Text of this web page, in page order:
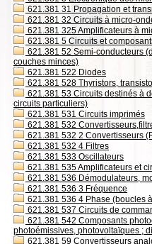
621.381 31 Propagation et
621.381 32 Circuits à micro-
621.381 325 Amplificateurs à
621.381 5 Circuits et
621.381 52 Semi-conducteurs
couches minces)
621.381 522 Diodes
621.381 528 Thyristors,
621.381 53 Circuits destinés à
circuits particuliers)
621.381 531 Circuits imprimés
621.381 532
621.381 532 2 Convertisseurs
621.381 532 4 Filtres
621.381 533 Oscillateurs
621.381 535 Amplificateurs et
621.381 536 Démodulateurs,
621.381 536 3 Fréquence
621.381 536 4 Phase (boucles
621.381 537 Circuits de
621.381 542 Composants
photoémissives, photovoltaïques ;
621.381 59 Convertisseurs